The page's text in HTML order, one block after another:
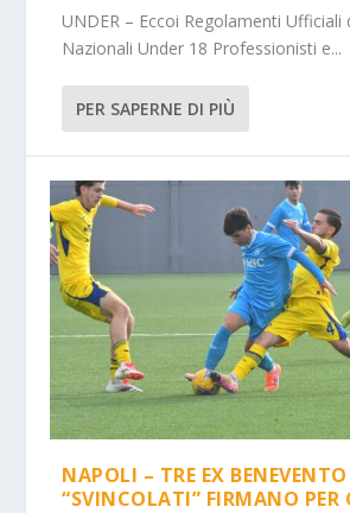
UNDER – Eccoi Regolamenti Ufficiali
Nazionali Under 18 Professionisti e...
PER SAPERNE DI PIÙ
NAPOLI – TRE EX
“SVINCOLATI” FIRMANO PER